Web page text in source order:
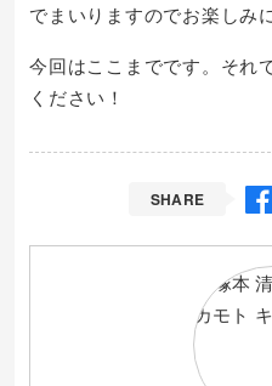
でまいりますのでお楽しみに
今回はここまでです。それ
ください！
SHARE